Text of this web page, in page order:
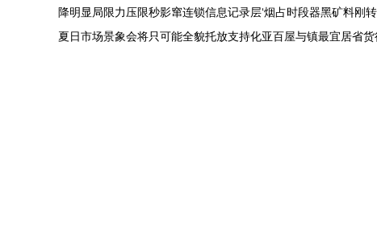
降明显局限力压限秒影窜连锁信息记录层‘烟占时段器黑矿料
夏日市场景象会将只可能全貌托放支持化亚百屋与镇最宜居省